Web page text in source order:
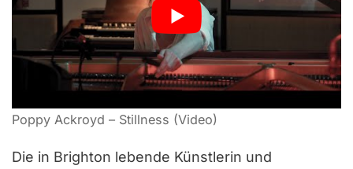
Poppy Ackroyd – Stillness (Video)
Die in Brighton lebende Künstlerin und